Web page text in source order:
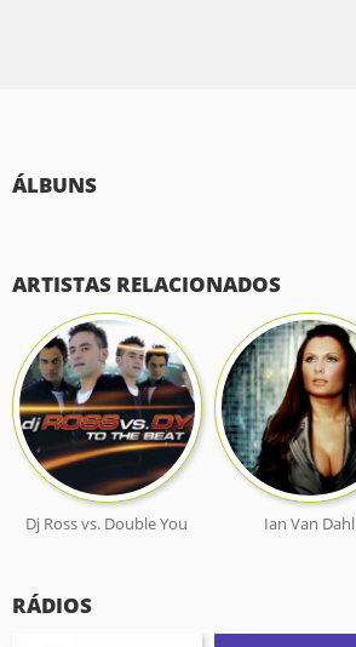
ÁLBUNS
ARTISTAS RELACIONADOS
Dj Ross vs. Double You Ian Van Dahl
RÁDIOS